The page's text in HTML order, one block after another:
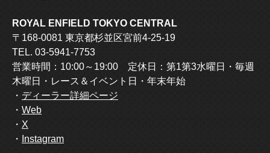
ROYAL ENFIELD TOKYO CENTRAL
〒168-0081 東京都杉並区宮前4-25-19
TEL. 03-5941-7753
営業時間：10:00～19:00 定休日：第1第3水曜日・毎週
木曜日・レース＆イベント日・年末年始
・ ディーラー詳細ページ
・ Web
・ X
・
Instagram